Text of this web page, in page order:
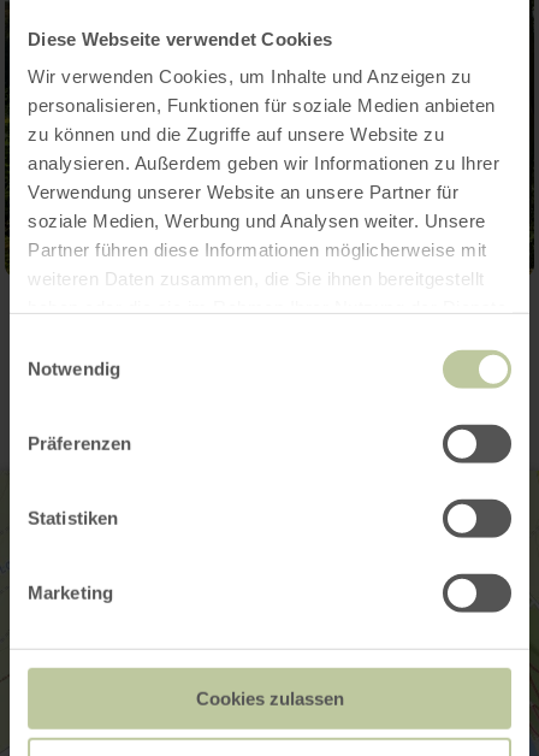
Diese Webseite verwendet Cookies
Wir verwenden Cookies, um Inhalte und Anzeigen zu
personalisieren, Funktionen für soziale Medien anbieten
zu können und die Zugriffe auf unsere Website zu
analysieren. Außerdem geben wir Informationen zu Ihrer
Verwendung unserer Website an unsere Partner für
soziale Medien, Werbung und Analysen weiter. Unsere
Partner führen diese Informationen möglicherweise mit
weiteren Daten zusammen, die Sie ihnen bereitgestellt
Notwendig
Präferenzen
Statistiken
Marketing
Cookies zulassen
Kontakt